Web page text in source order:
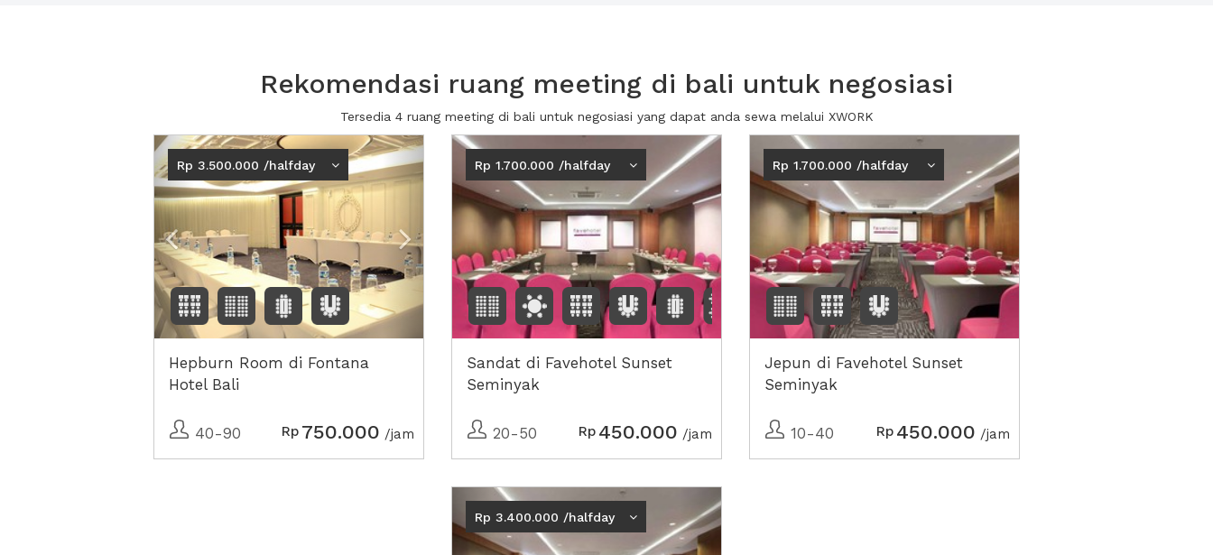
Rekomendasi ruang meeting di bali untuk negosiasi
Tersedia 4 ruang meeting di bali untuk negosiasi yang dapat anda sewa melalui XWORK
Previous Next2
Rp 3.500.000 /halfday
Hepburn Room di Fontana
Hotel Bali
40-90 Rp 750.000 /jam
Rp 1.700.000 /halfday
Sandat di Favehotel Sunset
Seminyak
20-50 Rp 450.000 /jam
Rp 1.700.000 /halfday
Jepun di Favehotel Sunset
Seminyak
10-40 Rp 450.000 /jam
Previous Next2
Rp 3.400.000 /halfday